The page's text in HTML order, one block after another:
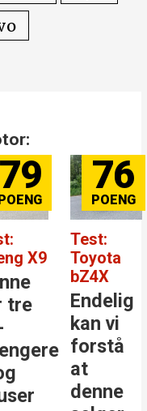
79
X9
tre
76
Test:
Toyota
bZ4X
Endelig
kan vi
forstå
at
denne